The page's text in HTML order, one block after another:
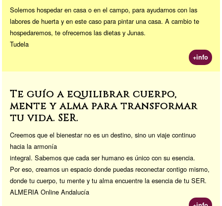
Solemos hospedar en casa o en el campo, para ayudarnos con las
labores de huerta y en este caso para pintar una casa. A cambio te
hospedaremos, te ofrecemos las dietas y Junas.
Tudela
+info
Te guío a equilibrar cuerpo,
mente y alma para transformar
tu vida. SER.
Creemos que el bienestar no es un destino, sino un viaje continuo
hacia la armonía
integral. Sabemos que cada ser humano es único con su esencia.
Por eso, creamos un espacio donde puedas reconectar contigo mismo,
donde tu cuerpo, tu mente y tu alma encuentre la esencia de tu SER.
ALMERIA Online Andalucía